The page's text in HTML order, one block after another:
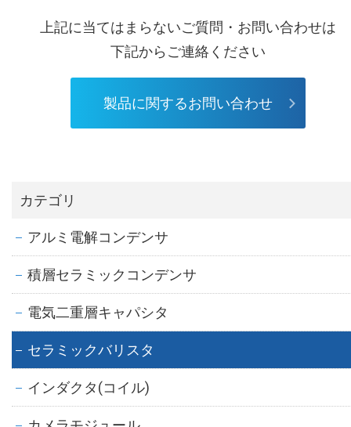
上記に当てはまらないご質問・お問い合わせは
下記からご連絡ください
製品に関するお問い合わせ
カテゴリ
アルミ電解コンデンサ
積層セラミックコンデンサ
電気二重層キャパシタ
セラミックバリスタ
インダクタ(コイル)